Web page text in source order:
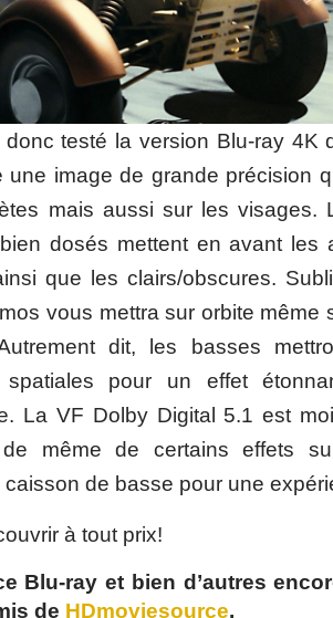
testé la version Blu-ray 4K
une image de grande précision
mais aussi sur les visages.
dosés mettent en avant les
que les clairs/obscures.
vous mettra sur orbite même
dit, les basses
spatiales pour un effet
La VF Dolby Digital 5.1 est
même de certains effets
caisson de basse pour une
à tout prix!
Blu-ray et bien d’autres
de HDmoviesource.